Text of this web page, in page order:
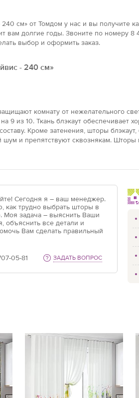
см» от Томдом у нас и вы получите
вам долгие годы. Звоните по номеру 8
выбор и оформить заказ.
- 240 см»
комнату от нежелательного
9 из 10. Ткань блэкаут обеспечивает
Кроме затенения, шторы блэкаут,
и препятствуют сквознякам. Шторы
Сегодня я – ваш менеджер.
как трудно выбрать шторы в
Моя задача – выяснить Ваши
объяснить все детали и
Вам сделать правильный
05-81 ЗАДАТЬ ВОПРОС